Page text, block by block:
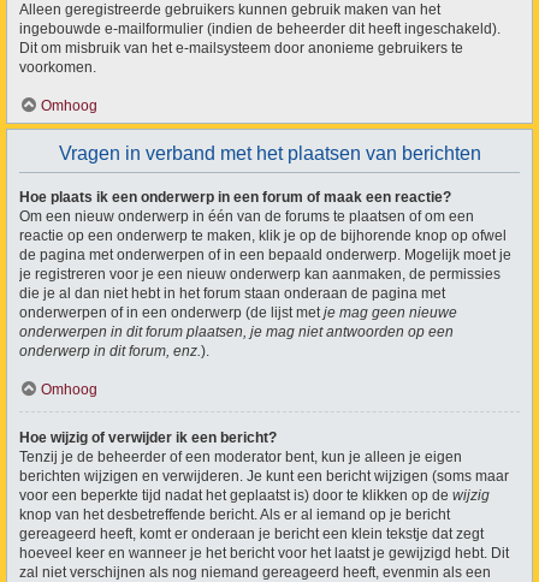
Alleen geregistreerde gebruikers kunnen gebruik maken van het
ingebouwde e-mailformulier (indien de beheerder dit heeft ingeschakeld).
Dit om misbruik van het e-mailsysteem door anonieme gebruikers te
voorkomen.
Omhoog
Vragen in verband met het plaatsen van berichten
Hoe plaats ik een onderwerp in een forum of maak een reactie?
Om een nieuw onderwerp in één van de forums te plaatsen of om een
reactie op een onderwerp te maken, klik je op de bijhorende knop op ofwel
de pagina met onderwerpen of in een bepaald onderwerp. Mogelijk moet je
je registreren voor je een nieuw onderwerp kan aanmaken, de permissies
die je al dan niet hebt in het forum staan onderaan de pagina met
onderwerpen of in een onderwerp (de lijst metje mag geen nieuwe
onderwerpen in dit forum plaatsen, je mag niet antwoorden op een
onderwerp in dit forum, enz.).
Omhoog
Hoe wijzig of verwijder ik een bericht?
Tenzij je de beheerder of een moderator bent, kun je alleen je eigen
berichten wijzigen en verwijderen. Je kunt een bericht wijzigen (soms maar
voor een beperkte tijd nadat het geplaatst is) door te klikken op de wijzig
knop van het desbetreffende bericht. Als er al iemand op je bericht
gereageerd heeft, komt er onderaan je bericht een klein tekstje dat zegt
hoeveel keer en wanneer je het bericht voor het laatst je gewijzigd hebt. Dit
zal niet verschijnen als nog niemand gereageerd heeft, evenmin als een